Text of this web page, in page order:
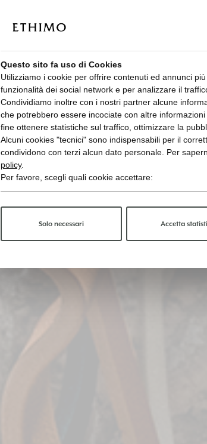
Questo sito fa uso di Cookies
Utilizziamo i cookie per offrire contenuti ed annunci
funzionalità dei social network e per analizzare il
Condividiamo inoltre con i nostri partner alcune
che potrebbero essere incociate con altre
fine ottenere statistiche sul traffico, ottimizzare la
Alcuni cookies "tecnici" sono indispensabili per il
condividono con terzi alcun dato personale. Per
policy.
Per favore, scegli quali cookie accettare:
Solo necessari Accetta